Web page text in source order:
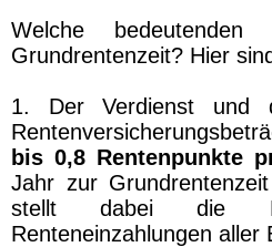
Welche bedeutenden
Grundrentenzeit? Hier
1. Der Verdienst und
bis 0,8 Rentenpunkte
Jahr zur
stellt dabei die
Renteneinzahlungen aller